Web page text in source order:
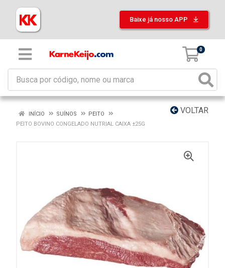
Baixe já nosso APP
0
VOLTAR
INÍCIO SUÍNOS
PEITO
PEITO BOVINO CONGELADO NUTRIAL CAIXA ±25G